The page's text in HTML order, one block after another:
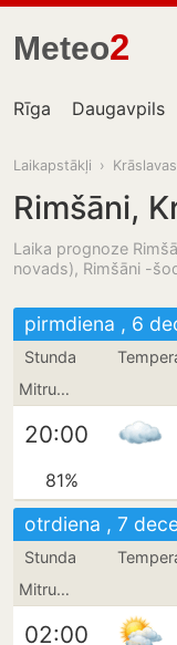
Meteo2
Rīga Daugavpils
Laikapstākļi ›
Rimšāni,
Laika prognoze
novads), Rimšāni -
pirmdiena , 6
Stunda
Mitrums
20:00
81%
otrdiena , 7
Stunda
Mitrums
02:00